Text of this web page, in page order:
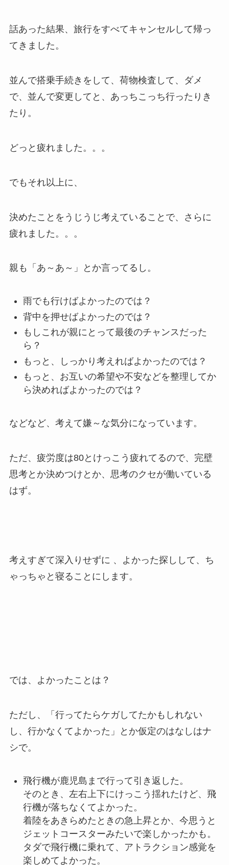
話あった結果、旅行をすべてキャンセルして帰っ
てきました。
並んで搭乗手続きをして、荷物検査して、ダメ
で、並んで変更してと、あっちこっち行ったりき
たり。
どっと疲れました。。。
でもそれ以上に、
決めたことをうじうじ考えていることで、さらに
疲れました。。。
親も「あ～あ～」とか言ってるし。
雨でも行けばよかったのでは？
背中を押せばよかったのでは？
もしこれが親にとって最後のチャンスだった
ら？
もっと、しっかり考えればよかったのでは？
もっと、お互いの希望や不安などを整理してか
ら決めればよかったのでは？
などなど、考えて嫌～な気分になっています。
ただ、疲労度は80とけっこう疲れてるので、完壁
思考とか決めつけとか、思考のクセが働いている
はず。
考えすぎて深入りせずに 、よかった探しして、ち
ゃっちゃと寝ることにします。
では、よかったことは？
ただし、「行ってたらケガしてたかもしれない
し、行かなくてよかった」とか仮定のはなしはナ
シで。
飛行機が鹿児島まで行って引き返した。
そのとき、左右上下にけっこう揺れたけど、飛
行機が落ちなくてよかった。
着陸をあきらめたときの急上昇とか、今思うと
ジェットコースターみたいで楽しかったかも。
タダで飛行機に乗れて、アトラクション感覚を
楽しめてよかった。